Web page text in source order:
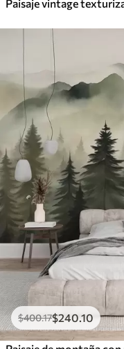
$400.17$240 .10